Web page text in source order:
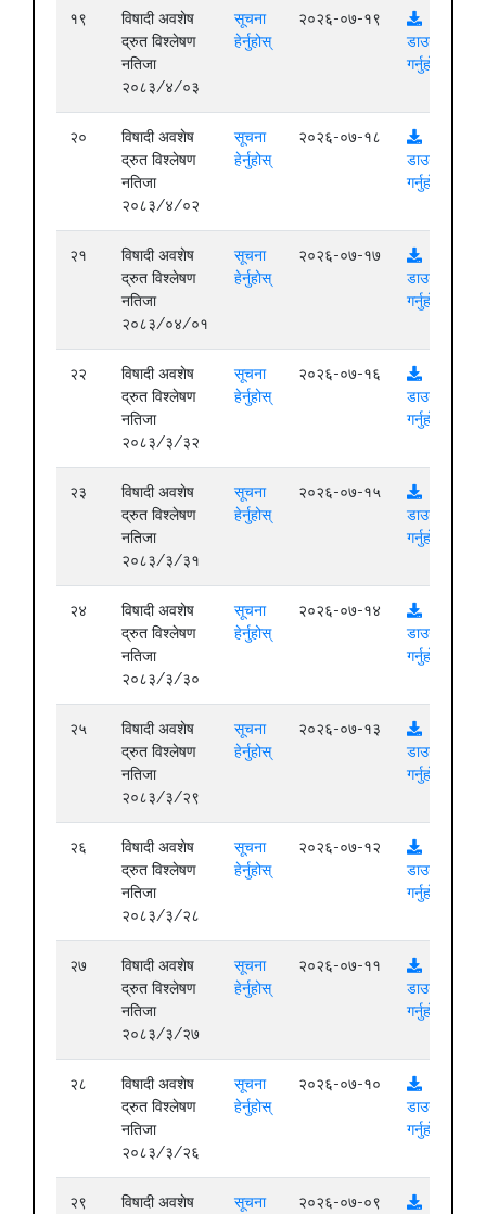
१९
विषादी अवशेष
द्रुत विश्लेषण
नतिजा
२०८३/४/०३
सूचना
हेर्नुहोस्
२०२६-०७-१९
डाउनलोड
गर्नुहोस्
२०
विषादी अवशेष
द्रुत विश्लेषण
नतिजा
२०८३/४/०२
सूचना
हेर्नुहोस्
२०२६-०७-१८
डाउनलोड
गर्नुहोस्
२१
विषादी अवशेष
द्रुत विश्लेषण
नतिजा
२०८३/०४/०१
सूचना
हेर्नुहोस्
२०२६-०७-१७
डाउनलोड
गर्नुहोस्
२२
विषादी अवशेष
द्रुत विश्लेषण
नतिजा
२०८३/३/३२
सूचना
हेर्नुहोस्
२०२६-०७-१६
डाउनलोड
गर्नुहोस्
२३
विषादी अवशेष
द्रुत विश्लेषण
नतिजा
२०८३/३/३१
सूचना
हेर्नुहोस्
२०२६-०७-१५
डाउनलोड
गर्नुहोस्
२४
विषादी अवशेष
द्रुत विश्लेषण
नतिजा
२०८३/३/३०
सूचना
हेर्नुहोस्
२०२६-०७-१४
डाउनलोड
गर्नुहोस्
२५
विषादी अवशेष
द्रुत विश्लेषण
नतिजा
२०८३/३/२९
सूचना
हेर्नुहोस्
२०२६-०७-१३
डाउनलोड
गर्नुहोस्
२६
विषादी अवशेष
द्रुत विश्लेषण
नतिजा
२०८३/३/२८
सूचना
हेर्नुहोस्
२०२६-०७-१२
डाउनलोड
गर्नुहोस्
२७
विषादी अवशेष
द्रुत विश्लेषण
नतिजा
२०८३/३/२७
सूचना
हेर्नुहोस्
२०२६-०७-११
डाउनलोड
गर्नुहोस्
२८
विषादी अवशेष
द्रुत विश्लेषण
नतिजा
२०८३/३/२६
सूचना
हेर्नुहोस्
२०२६-०७-१०
डाउनलोड
गर्नुहोस्
२९
विषादी अवशेष
सूचना
२०२६-०७-०९